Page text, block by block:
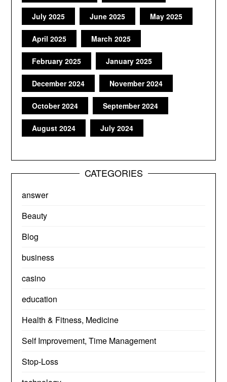
July 2025 June 2025 May 2025
April 2025 March 2025
February 2025 January 2025
December 2024 November 2024
October 2024 September 2024
August 2024 July 2024
CATEGORIES
answer
Beauty
Blog
business
casino
education
Health & Fitness, Medicine
Self Improvement, Time Management
Stop-Loss